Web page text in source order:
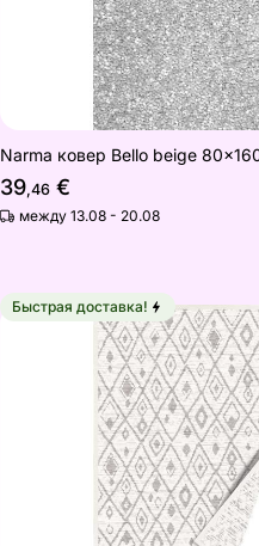
Narma ковер Bello beige
39,46 €
между 13.08 - 20.08
Ковер Narma
Быстрая доставка!